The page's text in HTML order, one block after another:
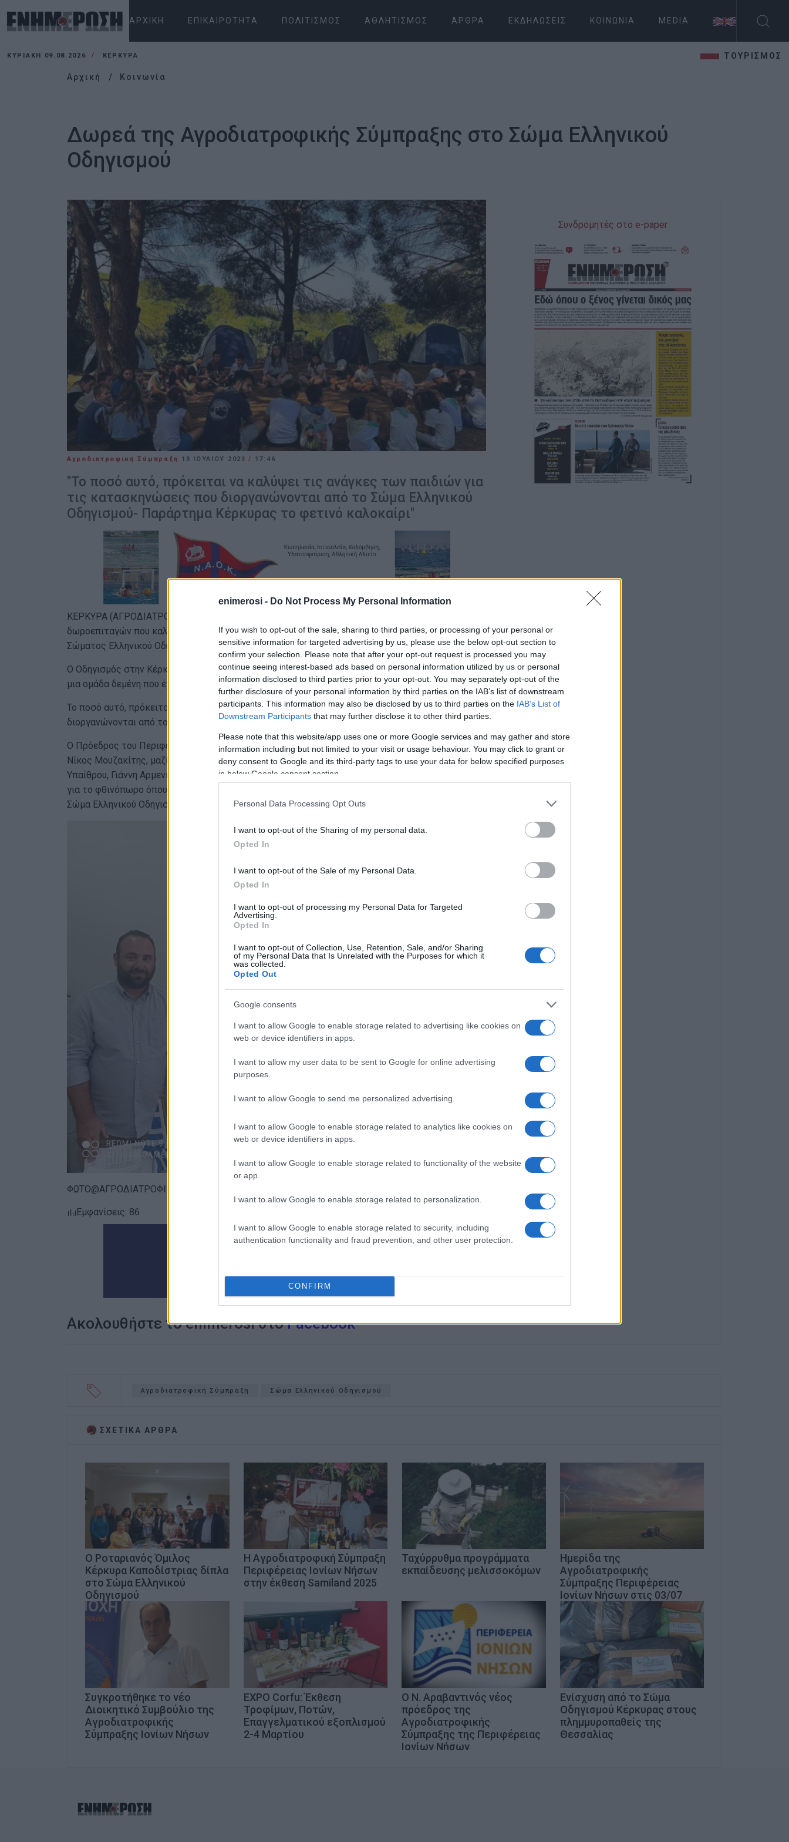
enimerosi - Do Not Process My Personal Information
If you wish to opt-out of the sale, sharing to third parties, or processing of your personal or
sensitive information for targeted advertising by us, please use the below opt-out section to
confirm your selection. Please note that after your opt-out request is processed you may
continue seeing interest-based ads based on personal information utilized by us or personal
information disclosed to third parties prior to your opt-out. You may separately opt-out of the
further disclosure of your personal information by third parties on the IAB’s list of downstream
participants. This information may also be disclosed by us to third parties on the IAB’s List of
Downstream Participants that may further disclose it to other third parties.
Please note that this website/app uses one or more Google services and may gather and store
information including but not limited to your visit or usage behaviour. You may click to grant or
deny consent to Google and its third-party tags to use your data for below specified purposes
in below Google consent section.
Personal Data Processing Opt Outs
I want to opt-out of the Sharing of my personal data.
Opted In
I want to opt-out of the Sale of my Personal Data.
Opted In
I want to opt-out of processing my Personal Data for Targeted
Advertising.
Opted In
I want to opt-out of Collection, Use, Retention, Sale, and/or Sharing
of my Personal Data that Is Unrelated with the Purposes for which it
was collected.
Opted Out
Google consents
I want to allow Google to enable storage related to advertising like cookies on
web or device identifiers in apps.
I want to allow my user data to be sent to Google for online advertising
purposes.
I want to allow Google to send me personalized advertising.
I want to allow Google to enable storage related to analytics like cookies on
web or device identifiers in apps.
I want to allow Google to enable storage related to functionality of the website
or app.
I want to allow Google to enable storage related to personalization.
I want to allow Google to enable storage related to security, including
authentication functionality and fraud prevention, and other user protection.
CONFIRM
ΑΡΧΙΚΉ ΕΠΙΚΑΙΡΌΤΗΤΑ ΠΟΛΙΤΙΣΜΌΣ ΑΘΛΗΤΙΣΜΌΣ ΆΡΘΡΑ ΕΚΔΗΛΏΣΕΙΣ ΚΟΙΝΩΝΊΑ MEDIA
ΚΥΡΙΑΚΉ 09.08.2026 ΚΕΡΚΥΡΑ ΤΟΥΡΙΣΜΟΣ
Αρχική Κοινωνία
Δωρεά της Αγροδιατροφικής Σύμπραξης στο Σώμα Ελληνικού
Οδηγισμού
Αγροδιατροφική Σύμπραξη 13 ΙΟΥΛΊΟΥ 2023/ 17:46
"Το ποσό αυτό, πρόκειται να καλύψει τις ανάγκες των παιδιών για
τις κατασκηνώσεις που διοργανώνονται από το Σώμα Ελληνικού
Οδηγισμού- Παράρτημα Κέρκυρας το φετινό καλοκαίρι"
ΚΕΡΚΥΡΑ (ΑΓΡΟΔΙΑΤΡΟΦΙΚΗ ΣΥΜΠΡΑΞΗ). Με μεγάλη μας χαρά, συνεχίζουμε τις προσφορές
δωροεπιταγών που καλύπτουν τις ανάγκες για τις κατασκηνώσεις προσκόπων και ομάδων του
Σώματος Ελληνικού Οδηγισμού!
Ο Οδηγισμός στην Κέρκυρα έχει μία δραστήρια παρουσία στο πέρασμα των χρόνων και αποτελεί
μια ομάδα δεμένη που έχει να επιδείξει πλούσιο έργο, με κεντρικό άξονα τα παιδιά.
Το ποσό αυτό, πρόκειται να καλύψει τις ανάγκες των παιδιών για τις κατασκηνώσεις που
διοργανώνονται από το Σώμα Ελληνικού Οδηγισμού- Παράρτημα Κέρκυρας το φετινό καλοκαίρι.
Ο Πρόεδρος του Περιφερειακού Συμβουλίου Ιονίων Νήσων και της Αγροδιατροφικής Σύμπραξης,
Νίκος Μουζακίτης, μαζί με τον Αντιπεριφερειάρχη Αγροτικής Οικονομίας και Ανάπτυξης
Υπαίθρου, Γιάννη Αρμενιάκο, ευχήθηκαν τα καλύτερα στα παιδιά και ανανέωσαν το ραντεβού τους
για το φθινόπωρο όπου θα διοργανωθούν δράσεις από την Αγροδιατροφική Σύμπραξη και το
Σώμα Ελληνικού Οδηγισμού – Παράρτημα Κέρκυρας.
ΦΩΤΟ@ΑΓΡΟΔΙΑΤΡΟΦΙΚΗ ΣΥΜΠΡΑΞΗ
Εμφανίσεις: 86
Ακολουθήστε το enimerosi στοFacebook
Συνδρομητές στο e-paper
Αγροδιατροφική Σύμπραξη Σώμα Ελληνικού Οδηγισμού
ΣΧΕΤΙΚA AΡΘΡΑ
Ο Ροταριανός Όμιλος
Κέρκυρα Καποδίστριας δίπλα
στο Σώμα Ελληνικού
Οδηγισμού
Η Αγροδιατροφική Σύμπραξη
Περιφέρειας Ιονίων Νήσων
στην έκθεση Samiland 2025
Ταχύρρυθμα προγράμματα
εκπαίδευσης μελισσοκόμων
Ημερίδα της
Αγροδιατροφικής
Σύμπραξης Περιφέρειας
Ιονίων Νήσων στις 03/07
Συγκροτήθηκε το νέο
Διοικητικό Συμβούλιο της
Αγροδιατροφικής
Σύμπραξης Ιονίων Νήσων
EXPO Corfu: Έκθεση
Τροφίμων, Ποτών,
Επαγγελματικού εξοπλισμού
2-4 Μαρτίου
Ο Ν. Αραβαντινός νέος
πρόεδρος της
Αγροδιατροφικής
Σύμπραξης της Περιφέρειας
Ιονίων Νήσων
Ενίσχυση από το Σώμα
Οδηγισμού Κέρκυρας στους
πλημμυροπαθείς της
Θεσσαλίας